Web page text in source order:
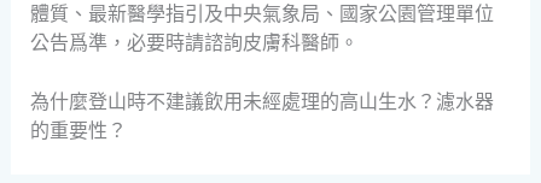
體質、最新醫學指引及中央氣象局、國家公園管理單位
公告爲準，必要時請諮詢皮膚科醫師。
為什麼登山時不建議飲用未經處理的高山生水？濾水器
的重要性？